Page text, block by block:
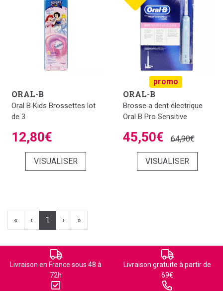
ORAL-B
Oral B Kids Brossettes lot
de 3
12,80€
VISUALISER
promo
ORAL-B
Brosse a dent électrique
Oral B Pro Sensitive
45,50€ 64,90€
VISUALISER
« ‹ 1 › »
Livraison en France sous 48 à
72h
Livraison gratuite à partir de
69€